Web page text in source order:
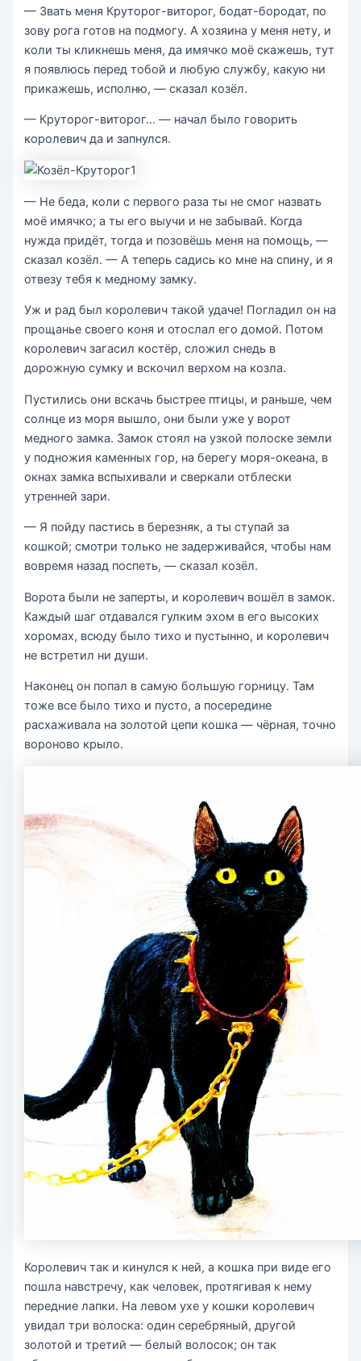
— Звать меня Круторог-виторог, бодат-бородат, по
зову рога готов на подмогу. А хозяина у меня нету, и
коли ты кликнешь меня, да имячко моё скажешь, тут
я появлюсь перед тобой и любую службу, какую ни
прикажешь, исполню, — сказал козёл.
— Круторог-виторог… — начал было говорить
королевич да и запнулся.
— Не беда, коли с первого раза ты не смог назвать
моё имячко; а ты его выучи и не забывай. Когда
нужда придёт, тогда и позовёшь меня на помощь, —
сказал козёл. — А теперь садись ко мне на спину, и я
отвезу тебя к медному замку.
Уж и рад был королевич такой удаче! Погладил он на
прощанье своего коня и отослал его домой. Потом
королевич загасил костёр, сложил снедь в
дорожную сумку и вскочил верхом на козла.
Пустились они вскачь быстрее птицы, и раньше, чем
солнце из моря вышло, они были уже у ворот
медного замка. Замок стоял на узкой полоске земли
у подножия каменных гор, на берегу моря-океана, в
окнах замка вспыхивали и сверкали отблески
утренней зари.
— Я пойду пастись в березняк, а ты ступай за
кошкой; смотри только не задерживайся, чтобы нам
вовремя назад поспеть, — сказал козёл.
Ворота были не заперты, и королевич вошёл в замок.
Каждый шаг отдавался гулким эхом в его высоких
хоромах, всюду было тихо и пустынно, и королевич
не встретил ни души.
Наконец он попал в самую большую горницу. Там
тоже все было тихо и пусто, а посередине
расхаживала на золотой цепи кошка — чёрная, точно
вороново крыло.
Королевич так и кинулся к ней, а кошка при виде его
пошла навстречу, как человек, протягивая к нему
передние лапки. На левом ухе у кошки королевич
увидал три волоска: один серебряный, другой
золотой и третий — белый волосок; он так